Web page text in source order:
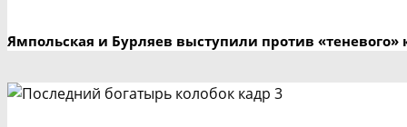
Ямпольская и Бурляев выступили против «теневого»